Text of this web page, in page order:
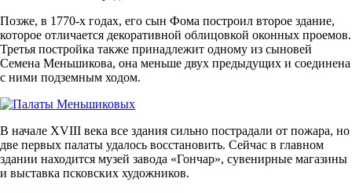
Позже, в 1770-х годах, его сын Фома построил второе здание,
которое отличается декоративной облицовкой оконных проемов.
Третья постройка также принадлежит одному из сыновей
Семена Меньшикова, она меньше двух предыдущих и соединена
с ними подземным ходом.
В начале XVIII века все здания сильно пострадали от пожара, но
две первых палаты удалось восстановить. Сейчас в главном
здании находится музей завода «Гончар», сувенирные магазины
и выставка псковских художников.